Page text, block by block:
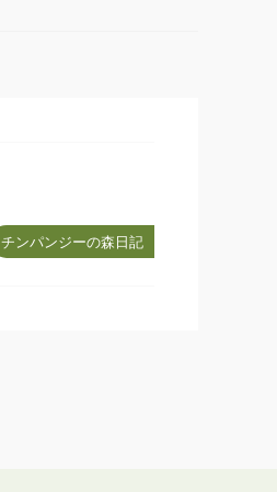
チンパンジーの森日記